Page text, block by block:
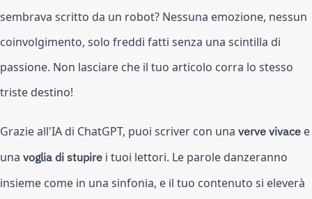
sembrava scritto da un robot? Nessuna emozione, nessun
coinvolgimento, solo freddi fatti senza una scintilla di
passione. Non lasciare che il tuo articolo corra lo stesso
triste destino!
Grazie all'IA di ChatGPT, puoi scriver con una verve vivace e
una voglia di stupire i tuoi lettori. Le parole danzeranno
insieme come in una sinfonia, e il tuo contenuto si eleverà